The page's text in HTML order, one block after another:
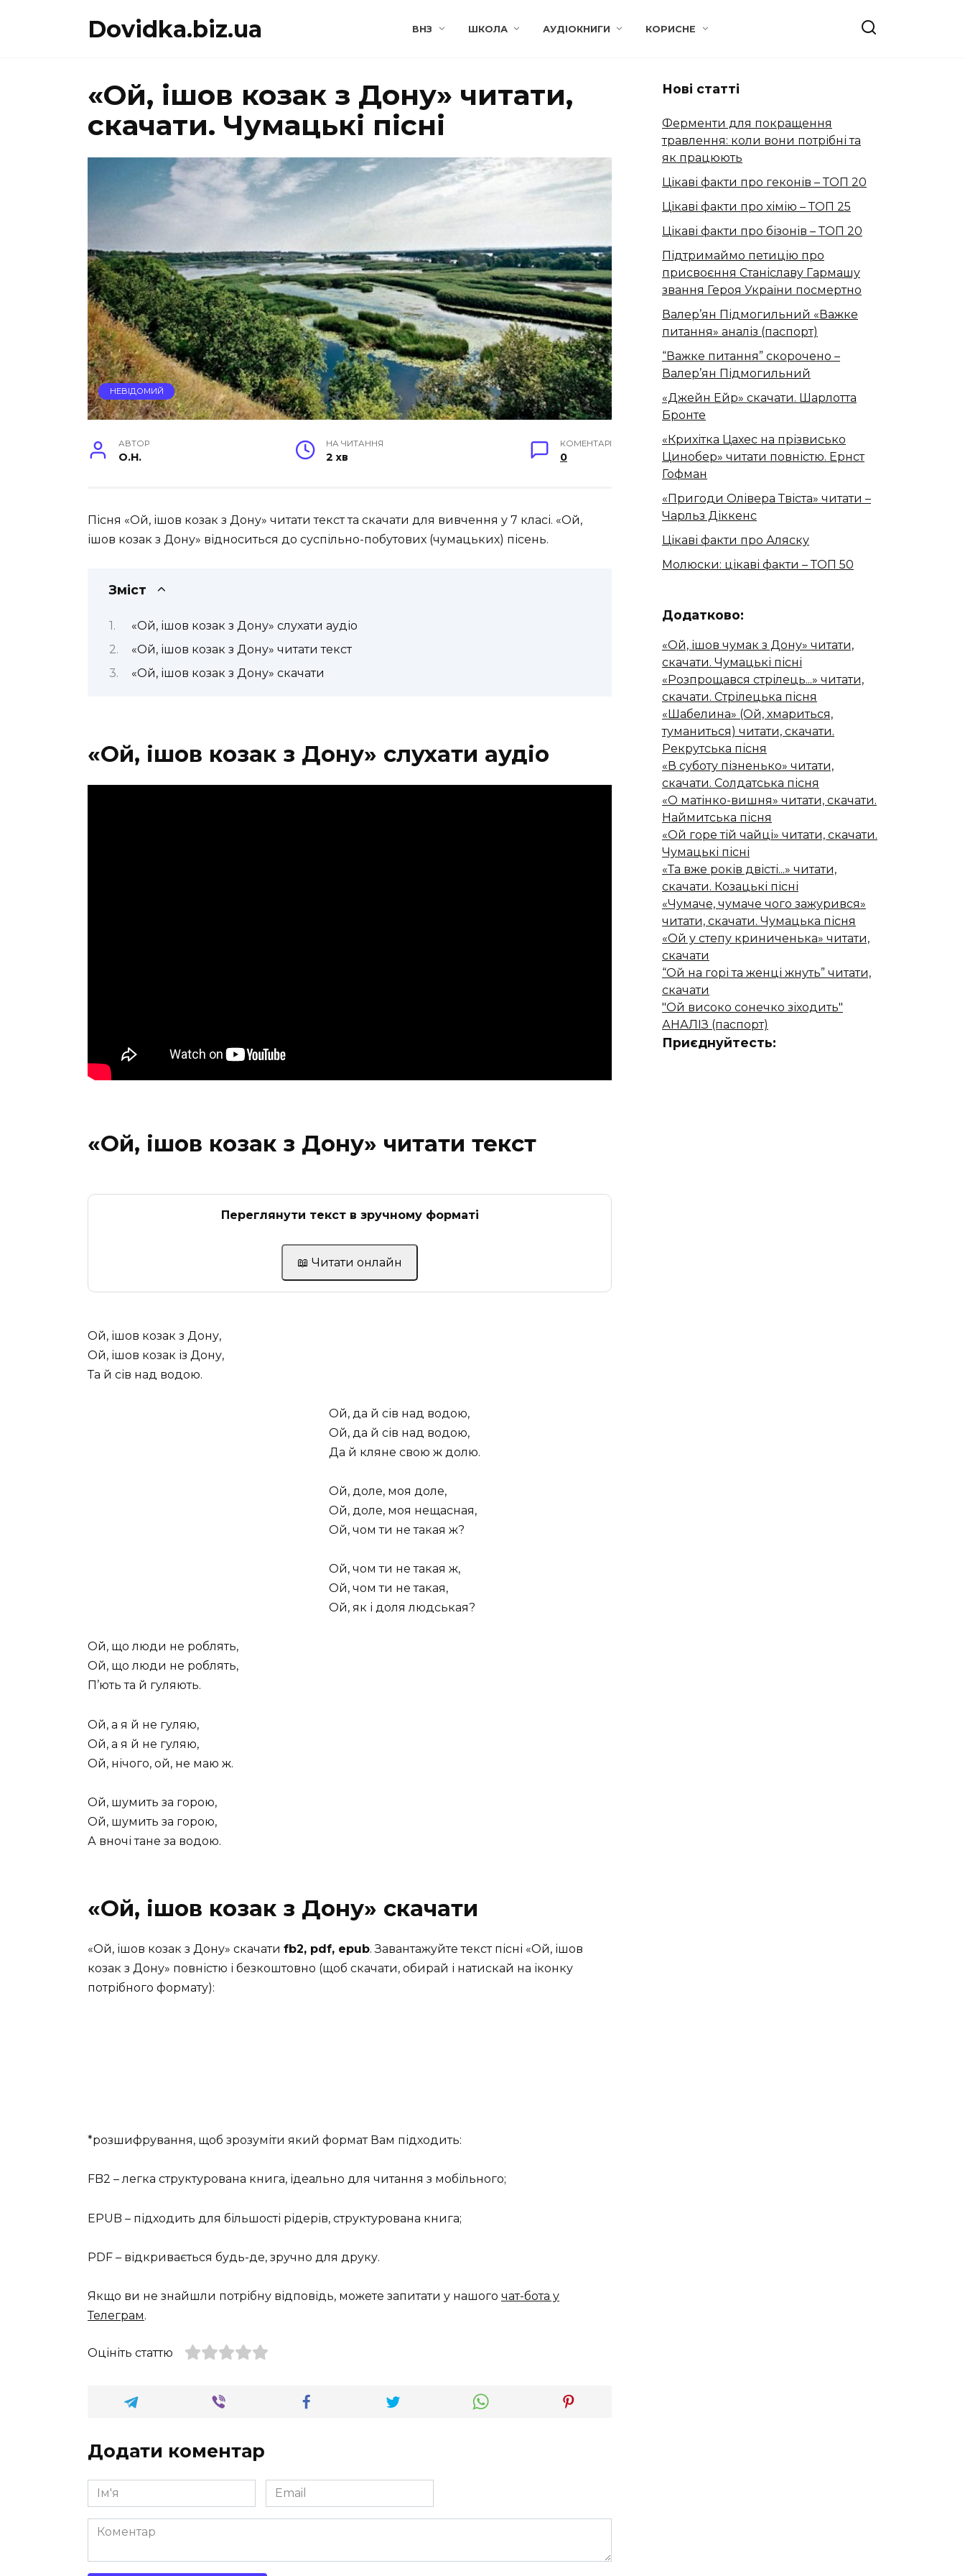
Dovidka.biz.ua ВНЗ ШКОЛА АУДІОКНИГИ КОРИСНЕ
«Ой, ішов козак з Дону» читати,
скачати. Чумацькі пісні
НЕВІДОМИЙ
АВТОР
O.H.
НА ЧИТАННЯ
2 хв
КОМЕНТАРІ
0
Пісня «Ой, ішов козак з Дону» читати текст та скачати для вивчення у 7 класі. «Ой,
ішов козак з Дону» відноситься до суспільно-побутових (чумацьких) пісень.
Зміст
«Ой, ішов козак з Дону» слухати аудіо
«Ой, ішов козак з Дону» читати текст
«Ой, ішов козак з Дону» скачати
«Ой, ішов козак з Дону» слухати аудіо
«Ой, ішов козак з Дону» читати текст
Переглянути текст в зручному форматі
📖 Читати онлайн
Ой, ішов козак з Дону,
Ой, ішов козак із Дону,
Та й сів над водою.
Ой, да й сів над водою,
Ой, да й сів над водою,
Да й кляне свою ж долю.
Ой, доле, моя доле,
Ой, доле, моя нещасная,
Ой, чом ти не такая ж?
Ой, чом ти не такая ж,
Ой, чом ти не такая,
Ой, як і доля людськая?
Ой, що люди не роблять,
Ой, що люди не роблять,
П’ють та й гуляють.
Ой, а я й не гуляю,
Ой, а я й не гуляю,
Ой, нічого, ой, не маю ж.
Ой, шумить за горою,
Ой, шумить за горою,
А вночі тане за водою.
«Ой, ішов козак з Дону» скачати
«Ой, ішов козак з Дону» скачати fb2, pdf, epub. Завантажуйте текст пісні «Ой, ішов
козак з Дону» повністю і безкоштовно (щоб скачати, обирай і натискай на іконку
потрібного формату):
*розшифрування, щоб зрозуміти який формат Вам підходить:
FB2 – легка структурована книга, ідеально для читання з мобільного;
EPUB – підходить для більшості рідерів, структурована книга;
PDF – відкривається будь-де, зручно для друку.
Якщо ви не знайшли потрібну відповідь, можете запитати у нашого чат-бота у
Телеграм.
Оцініть статтю
Додати коментар
Ім'я
*
Email
*
Коментар
Нові статті
Ферменти для покращення
травлення: коли вони потрібні та
як працюють
Цікаві факти про геконів – ТОП 20
Цікаві факти про хімію – ТОП 25
Цікаві факти про бізонів – ТОП 20
Підтримаймо петицію про
присвоєння Станіславу Гармашу
звання Героя України посмертно
Валер’ян Підмогильний «Важке
питання» аналіз (паспорт)
“Важке питання” скорочено –
Валер’ян Підмогильний
«Джейн Ейр» скачати. Шарлотта
Бронте
«Крихітка Цахес на прізвисько
Цинобер» читати повністю. Ернст
Гофман
«Пригоди Олівера Твіста» читати –
Чарльз Діккенс
Цікаві факти про Аляску
Молюски: цікаві факти – ТОП 50
Додатково:
«Ой, ішов чумак з Дону» читати,
скачати. Чумацькі пісні
«Розпрощався стрілець...» читати,
скачати. Стрілецька пісня
«Шабелина» (Ой, хмариться,
туманиться) читати, скачати.
Рекрутська пісня
«В суботу пізненько» читати,
скачати. Солдатська пісня
«О матінко-вишня» читати, скачати.
Наймитська пісня
«Ой горе тій чайці» читати, скачати.
Чумацькі пісні
«Та вже років двісті...» читати,
скачати. Козацькі пісні
«Чумаче, чумаче чого зажурився»
читати, скачати. Чумацька пісня
«Ой у степу криниченька» читати,
скачати
“Ой на горі та женці жнуть” читати,
скачати
"Ой високо сонечко зіходить"
АНАЛІЗ (паспорт)
Приєднуйтесть: